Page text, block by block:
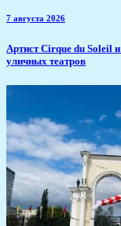
7 августа 2026
Артист Cirque du Soleil
уличных театров